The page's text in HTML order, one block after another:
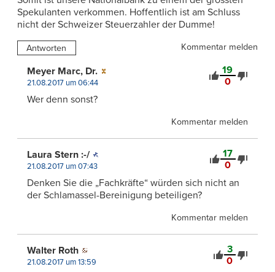
Spekulanten verkommen. Hoffentlich ist am Schluss
nicht der Schweizer Steuerzahler der Dumme!
Antworten Kommentar melden
19
0
Meyer Marc, Dr.
21.08.2017 um 06:44
Wer denn sonst?
Kommentar melden
17
0
Laura Stern :-/
21.08.2017 um 07:43
Denken Sie die „Fachkräfte“ würden sich nicht an
der Schlamassel-Bereinigung beteiligen?
Kommentar melden
3
0
Walter Roth
21.08.2017 um 13:59